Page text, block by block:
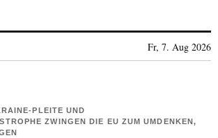
Fr, 7. Aug 2026
PLEITE UND
ZWINGEN DIE EU ZUM UMDENKEN,